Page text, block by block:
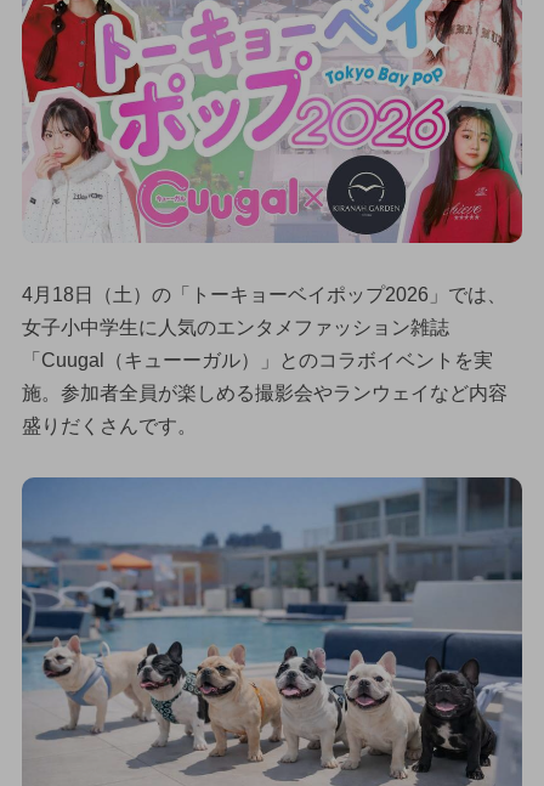
4月18日（土）の「トーキョーベイポップ2026」では、
女子小中学生に人気のエンタメファッション雑誌
「Cuugal（キューーガル）」とのコラボイベントを実
施。参加者全員が楽しめる撮影会やランウェイなど内容
盛りだくさんです。